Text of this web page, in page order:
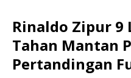
Rinaldo Zipur 9
Tahan Mantan
Pertandingan